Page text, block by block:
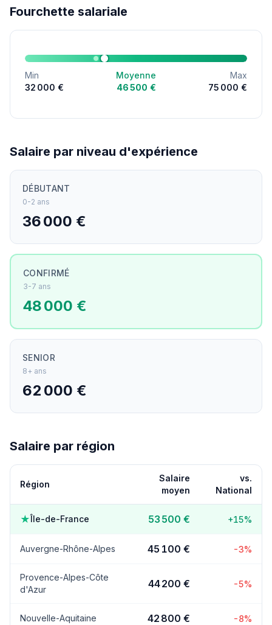
Fourchette salariale
Min
32 000 €
Moyenne
46 500 €
Max
75 000 €
Salaire par niveau d'expérience
DÉBUTANT
0-2 ans
36 000 €
CONFIRMÉ
3-7 ans
48 000 €
SENIOR
8+ ans
62 000 €
Salaire par région
Région
Salaire
moyen
vs.
National
★Île-de-France 53 500 € +15%
Auvergne-Rhône-Alpes 45 100 € -3%
Provence-Alpes-Côte
d'Azur
44 200 € -5%
Nouvelle-Aquitaine 42 800 € -8%